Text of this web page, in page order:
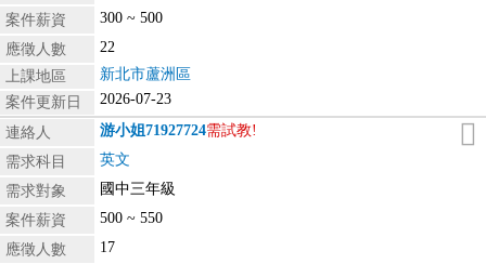
案件薪資
300 ~ 500
應徵人數
22
上課地區
新北市蘆洲區
案件更新日
2026-07-23
連絡人 游小姐71927724需試教!
需求科目
英文
需求對象
國中三年級
案件薪資
500 ~ 550
應徵人數
17